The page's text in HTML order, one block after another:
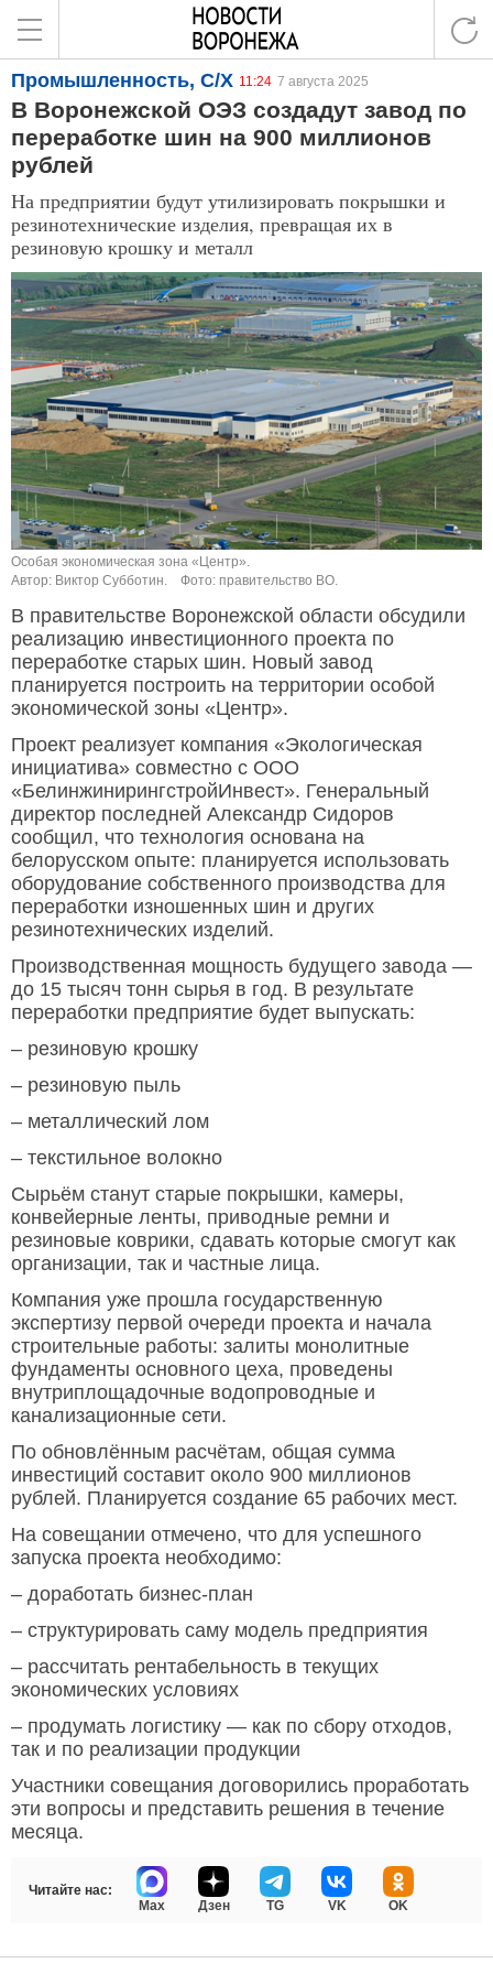
Промышленность, С/Х 11:24 7 августа 2025
В Воронежской ОЭЗ создадут завод по
переработке шин на 900 миллионов
рублей
На предприятии будут утилизировать покрышки и
резинотехнические изделия, превращая их в
резиновую крошку и металл
Особая экономическая зона «Центр».
Автор: Виктор Субботин.
Фото: правительство ВО.
В правительстве Воронежской области обсудили
реализацию инвестиционного проекта по
переработке старых шин. Новый завод
планируется построить на территории особой
экономической зоны «Центр».
Проект реализует компания «Экологическая
инициатива» совместно с ООО
«БелинжинирингстройИнвест». Генеральный
директор последней Александр Сидоров
сообщил, что технология основана на
белорусском опыте: планируется использовать
оборудование собственного производства для
переработки изношенных шин и других
резинотехнических изделий.
Производственная мощность будущего завода —
до 15 тысяч тонн сырья в год. В результате
переработки предприятие будет выпускать:
– резиновую крошку
– резиновую пыль
– металлический лом
– текстильное волокно
Сырьём станут старые покрышки, камеры,
конвейерные ленты, приводные ремни и
резиновые коврики, сдавать которые смогут как
организации, так и частные лица.
Компания уже прошла государственную
экспертизу первой очереди проекта и начала
строительные работы: залиты монолитные
фундаменты основного цеха, проведены
внутриплощадочные водопроводные и
канализационные сети.
По обновлённым расчётам, общая сумма
инвестиций составит около 900 миллионов
рублей. Планируется создание 65 рабочих мест.
На совещании отмечено, что для успешного
запуска проекта необходимо:
– доработать бизнес-план
– структурировать саму модель предприятия
– рассчитать рентабельность в текущих
экономических условиях
– продумать логистику — как по сбору отходов,
так и по реализации продукции
Участники совещания договорились проработать
эти вопросы и представить решения в течение
месяца.
Читайте нас:
Max
Дзен TG VK OK